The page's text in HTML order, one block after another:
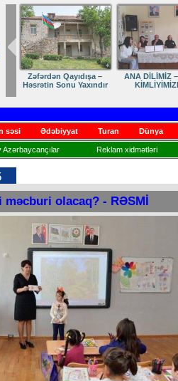
manifesti
Dostumuza sürpriz
yubiley təbriki
səsi Ədəbiyyat Turan Dünya
Azərbaycançılar Reklam xidmətləri
məcburi olacaq? - RƏSMİ